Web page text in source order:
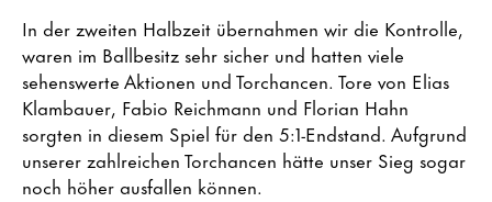
In der zweiten Halbzeit übernahmen wir die Kontrolle,
waren im Ballbesitz sehr sicher und hatten viele
sehenswerte Aktionen und Torchancen. Tore von Elias
Klambauer, Fabio Reichmann und Florian Hahn
sorgten in diesem Spiel für den 5:1-Endstand. Aufgrund
unserer zahlreichen Torchancen hätte unser Sieg sogar
noch höher ausfallen können.